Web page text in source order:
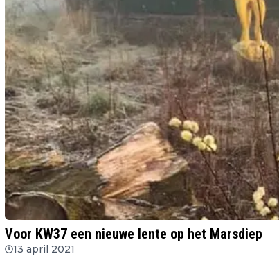
Voor KW37 een nieuwe lente op het Marsdiep
13 april 2021